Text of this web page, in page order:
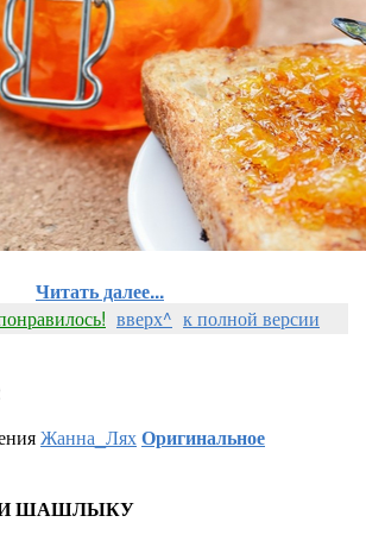
Читать далее...
вверх^ к полной версии
Жанна_ЛяхОригинальное
И ШАШЛЫКУ